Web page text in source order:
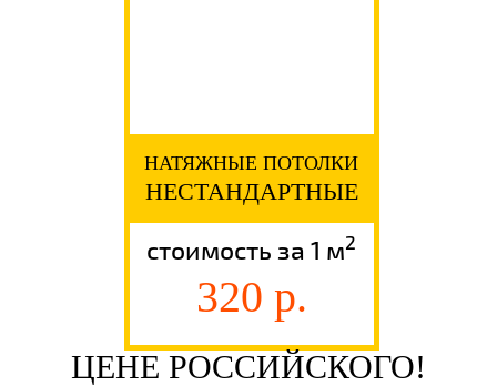
НАТЯЖНЫЕ ПОТОЛКИ
НЕСТАНДАРТНЫЕ
стоимость за 1 м2
320 р.
ЦЕНЕ РОССИЙСКОГО!